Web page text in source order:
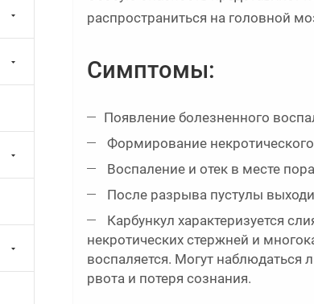
распространиться на головной
Симптомы:
Появление болезненного
Формирование
Воспаление и отек в месте
После разрыва пустулы
Карбункул характеризуется
некротических стержней и
воспаляется. Могут наблюдаться
рвота и потеря сознания.